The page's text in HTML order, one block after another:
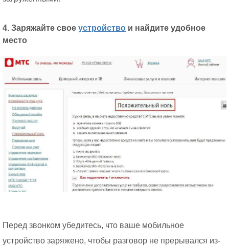
4. Заряжайте свое устройство и найдите удобное
место
Перед звонком убедитесь, что ваше мобильное
устройство заряжено, чтобы разговор не прерывался из-